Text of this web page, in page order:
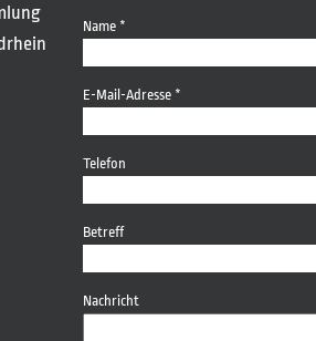
Name *
E-Mail-Adresse *
Telefon
Betreff
Nachricht